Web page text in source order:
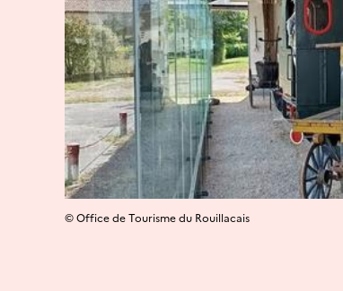
© Office de Tourisme du Rouillacais